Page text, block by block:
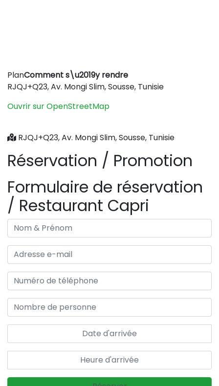
+
PlanComment s\u2019y rendre
RJQJ+Q23, Av. Mongi Slim, Sousse, Tunisie
Ouvrir sur OpenStreetMap
RJQJ+Q23, Av. Mongi Slim, Sousse, Tunisie
Réservation / Promotion
Formulaire de réservation
/ Restaurant Capri